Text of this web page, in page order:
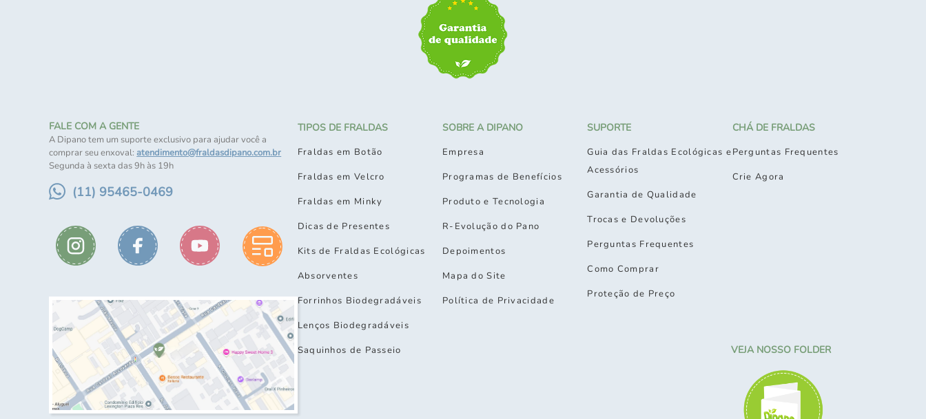
FALE COM A GENTE
A Dipano tem um suporte exclusivo para ajudar você a
comprar seu enxoval:atendimento@fraldasdipano.com.br
Segunda à sexta das 9h às 19h
(11) 95465-0469
TIPOS DE FRALDAS
Fraldas em Botão
Fraldas em Velcro
Fraldas em Minky
Dicas de Presentes
Kits de Fraldas Ecológicas
Absorventes
Forrinhos Biodegradáveis
Lenços Biodegradáveis
Saquinhos de Passeio
SOBRE A DIPANO
Empresa
Programas de Benefícios
Produto e Tecnologia
R-Evolução do Pano
Depoimentos
Mapa do Site
Política de Privacidade
SUPORTE
Guia das Fraldas Ecológicas e
Acessórios
Garantia de Qualidade
Trocas e Devoluções
Perguntas Frequentes
Como Comprar
Proteção de Preço
CHÁ DE FRALDAS
Perguntas Frequentes
Crie Agora
VEJA NOSSO FOLDER